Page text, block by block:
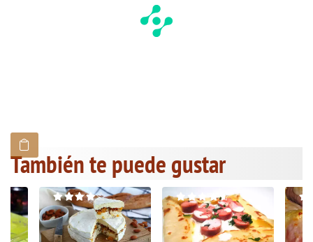
También te puede gustar